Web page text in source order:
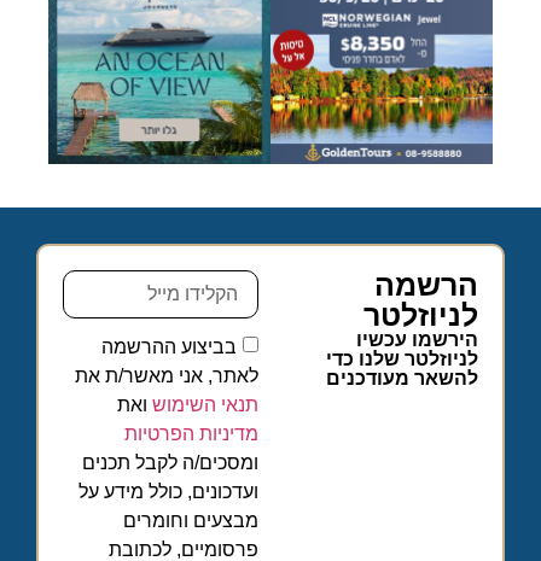
הרשמה
לניוזלטר
הירשמו עכשיו
לניוזלטר שלנו כדי
להשאר מעודכנים
בביצוע ההרשמה
לאתר, אני מאשר/ת את
תנאי השימוש ואת
מדיניות הפרטיות
ומסכים/ה לקבל תכנים
ועדכונים, כולל מידע על
מבצעים וחומרים
פרסומיים, לכתובת